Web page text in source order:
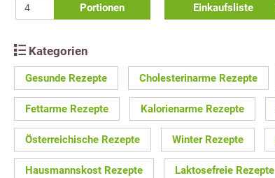
Portionen Einkaufsliste
Kategorien
Gesunde Rezepte Cholesterinarme Rezepte
Fettarme Rezepte Kalorienarme Rezepte
Österreichische Rezepte Winter Rezepte
Hausmannskost Rezepte Laktosefreie Rezepte